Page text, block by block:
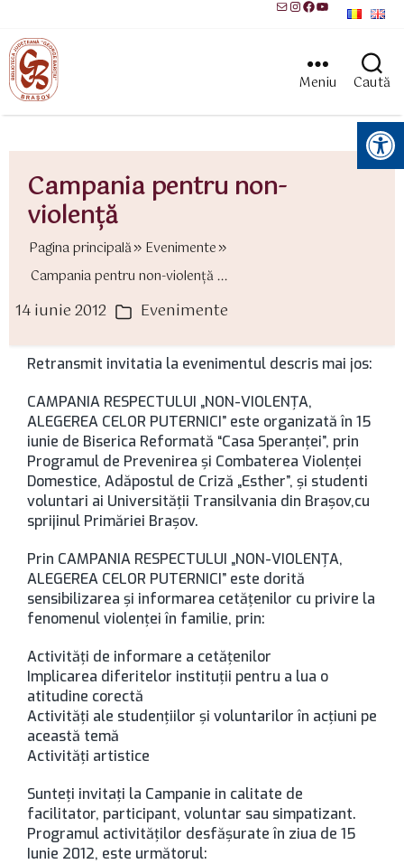
MailInstagram
Facebook
YouTube
Meniu Caută
Instrumente pentru accesibilitate
Campania pentru non-
violenţă
Pagina principală
Evenimente
Campania pentru non-violenţă ...
14 iunie 2012 Categorii
Evenimente
Retransmit invitatia la evenimentul descris mai jos:
CAMPANIA RESPECTULUI „NON-VIOLENŢA,
ALEGEREA CELOR PUTERNICI” este organizată în 15
iunie de Biserica Reformată “Casa Speranţei”, prin
Programul de Prevenirea şi Combaterea Violenţei
Domestice, Adăpostul de Criză „Esther”, şi studenti
voluntari ai Universităţii Transilvania din Braşov,cu
sprijinul Primăriei Braşov.
Prin CAMPANIA RESPECTULUI „NON-VIOLENŢA,
ALEGEREA CELOR PUTERNICI” este dorită
sensibilizarea şi informarea cetăţenilor cu privire la
fenomenul violenţei în familie, prin:
Activităţi de informare a cetăţenilor
Implicarea diferitelor instituţii pentru a lua o
atitudine corectă
Activităţi ale studenţiilor şi voluntarilor în acţiuni pe
această temă
Activităţi artistice
Sunteți invitați la Campanie in calitate de
facilitator, participant, voluntar sau simpatizant.
Programul activităţilor desfăşurate în ziua de 15
Iunie 2012, este următorul: